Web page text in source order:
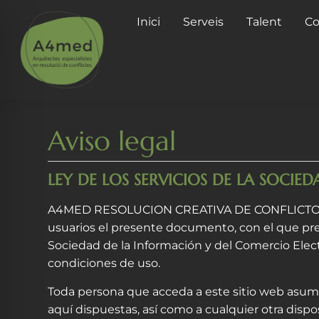
Inici Serveis Talent
Aviso legal
LEY DE LOS SERVICIOS DE LA
A4MED RESOLUCION CREATIVA DE
usuarios el presente documento, con el que
Sociedad de la Información y del Comercio
condiciones de uso.
Toda persona que acceda a este sitio web
aquí dispuestas, así como a cualquier otra